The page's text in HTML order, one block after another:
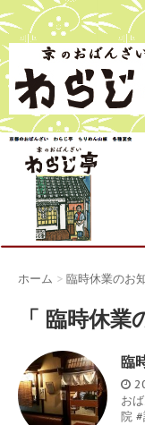
ホーム > 臨時休業のお
「 臨時休
臨
お
院